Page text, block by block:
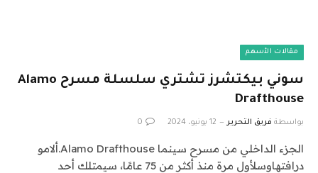
مقالات الأسهم
سوني بيكتشرز تشتري سلسلة مسرح Alamo
Drafthouse
بواسطة فريق التحرير 12 يونيو، 2024 0
الجزء الداخلي من مسرح سينما Alamo Drafthouse.ألامو
درافتهاوسلأول مرة منذ أكثر من 75 عامًا، سيمتلك أحد